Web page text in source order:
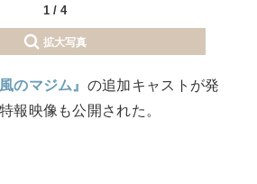
1 / 4
拡大写真
風のマジム』 の追加キャストが発
報映像も公開された。